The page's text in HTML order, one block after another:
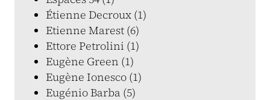
Étienne Decroux (1)
Etienne Marest (6)
Ettore Petrolini (1)
Eugène Green (1)
Eugène Ionesco (1)
Eugénio Barba (5)